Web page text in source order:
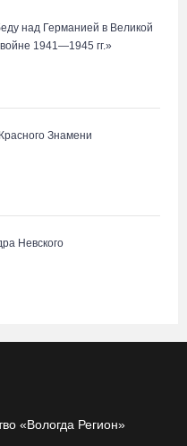
над Германией в Великой
1941—1945 гг.»
Знамени
Невского
«Вологда Регион»